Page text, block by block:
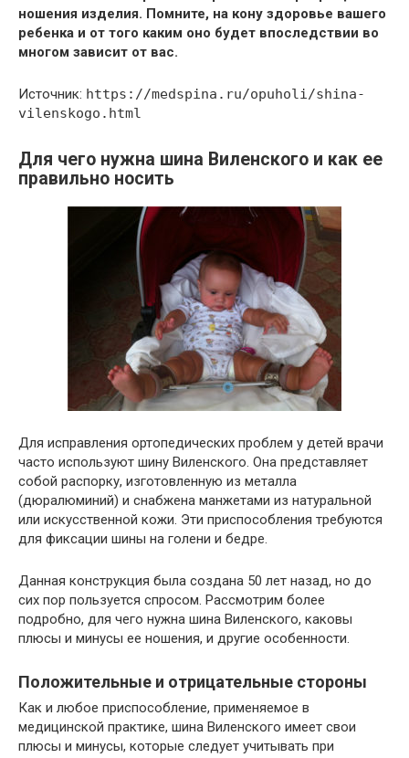
ношения изделия. Помните, на кону здоровье вашего
ребенка и от того каким оно будет впоследствии во
многом зависит от вас.
Источник: https://medspina.ru/opuholi/shina-
vilenskogo.html
Для чего нужна шина Виленского и как ее
правильно носить
Для исправления ортопедических проблем у детей врачи
часто используют шину Виленского. Она представляет
собой распорку, изготовленную из металла
(дюралюминий) и снабжена манжетами из натуральной
или искусственной кожи. Эти приспособления требуются
для фиксации шины на голени и бедре.
Данная конструкция была создана 50 лет назад, но до
сих пор пользуется спросом. Рассмотрим более
подробно, для чего нужна шина Виленского, каковы
плюсы и минусы ее ношения, и другие особенности.
Положительные и отрицательные стороны
Как и любое приспособление, применяемое в
медицинской практике, шина Виленского имеет свои
плюсы и минусы, которые следует учитывать при